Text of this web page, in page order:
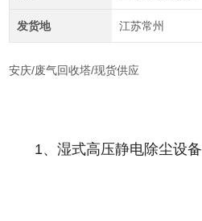
发货地 江苏常州
安庆/废气回收塔/现货供应
1、湿式高压静电除尘设备